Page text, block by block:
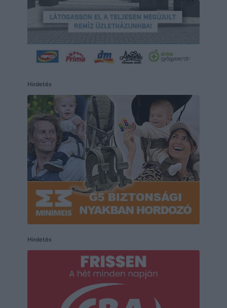
Hirdetés
Hirdetés